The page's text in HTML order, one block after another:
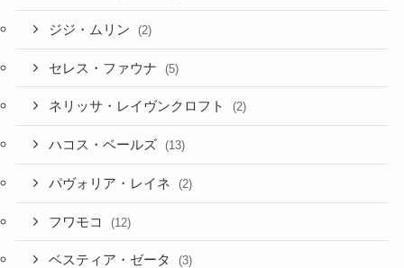
シオリ・ノヴェラ (2)
ジジ・ムリン (2)
セレス・ファウナ (5)
ネリッサ・レイヴンクロフト (2)
ハコス・ベールズ (13)
パヴォリア・レイネ (2)
フワモコ (12)